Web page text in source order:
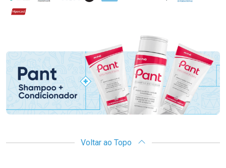
Hipercard
Promoção em Destaque
Voltar ao Topo